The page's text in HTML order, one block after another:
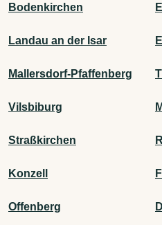
Bodenkirchen
Landau an der Isar
Mallersdorf-Pfaffenberg
Vilsbiburg
Straßkirchen
Konzell
Offenberg